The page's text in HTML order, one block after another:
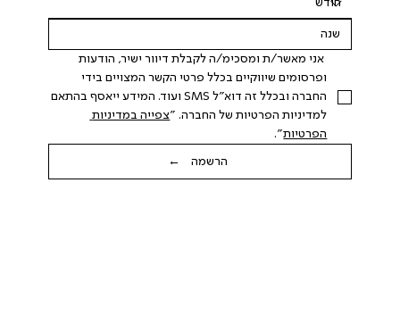
אני מאשר/ת ומסכימ/ה לקבלת דיוור ישיר, הודעות
החברה ובכלל זה דוא"ל SMS ועוד. המידע ייאסף בהתאם
למדיניות הפרטיות של החברה. "
צפייה במדיניות
הפרטיות".
הרשמה ←